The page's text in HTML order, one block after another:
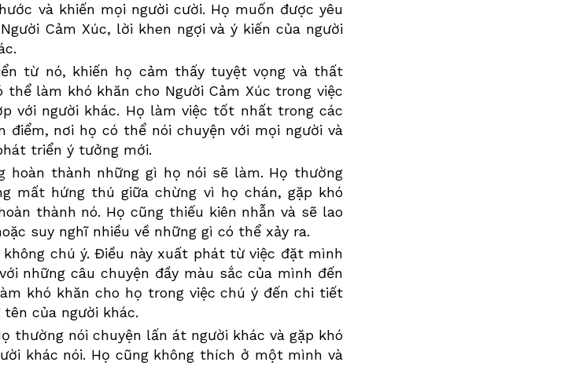
và khiến mọi người cười. Họ muốn được yêu
Cảm Xúc, lời khen ngợi và ý kiến của người
từ nó, khiến họ cảm thấy tuyệt vọng và thất
thể làm khó khăn cho Người Cảm Xúc trong việc
với người khác. Họ làm việc tốt nhất trong các
điểm, nơi họ có thể nói chuyện với mọi người và
triển ý tưởng mới.
hoàn thành những gì họ nói sẽ làm. Họ thường
mất hứng thú giữa chừng vì họ chán, gặp khó
thành nó. Họ cũng thiếu kiên nhẫn và sẽ lao
suy nghĩ nhiều về những gì có thể xảy ra.
chú ý. Điều này xuất phát từ việc đặt mình
những câu chuyện đầy màu sắc của mình đến
khó khăn cho họ trong việc chú ý đến chi tiết
của người khác.
thường nói chuyện lấn át người khác và gặp khó
khác nói. Họ cũng không thích ở một mình và